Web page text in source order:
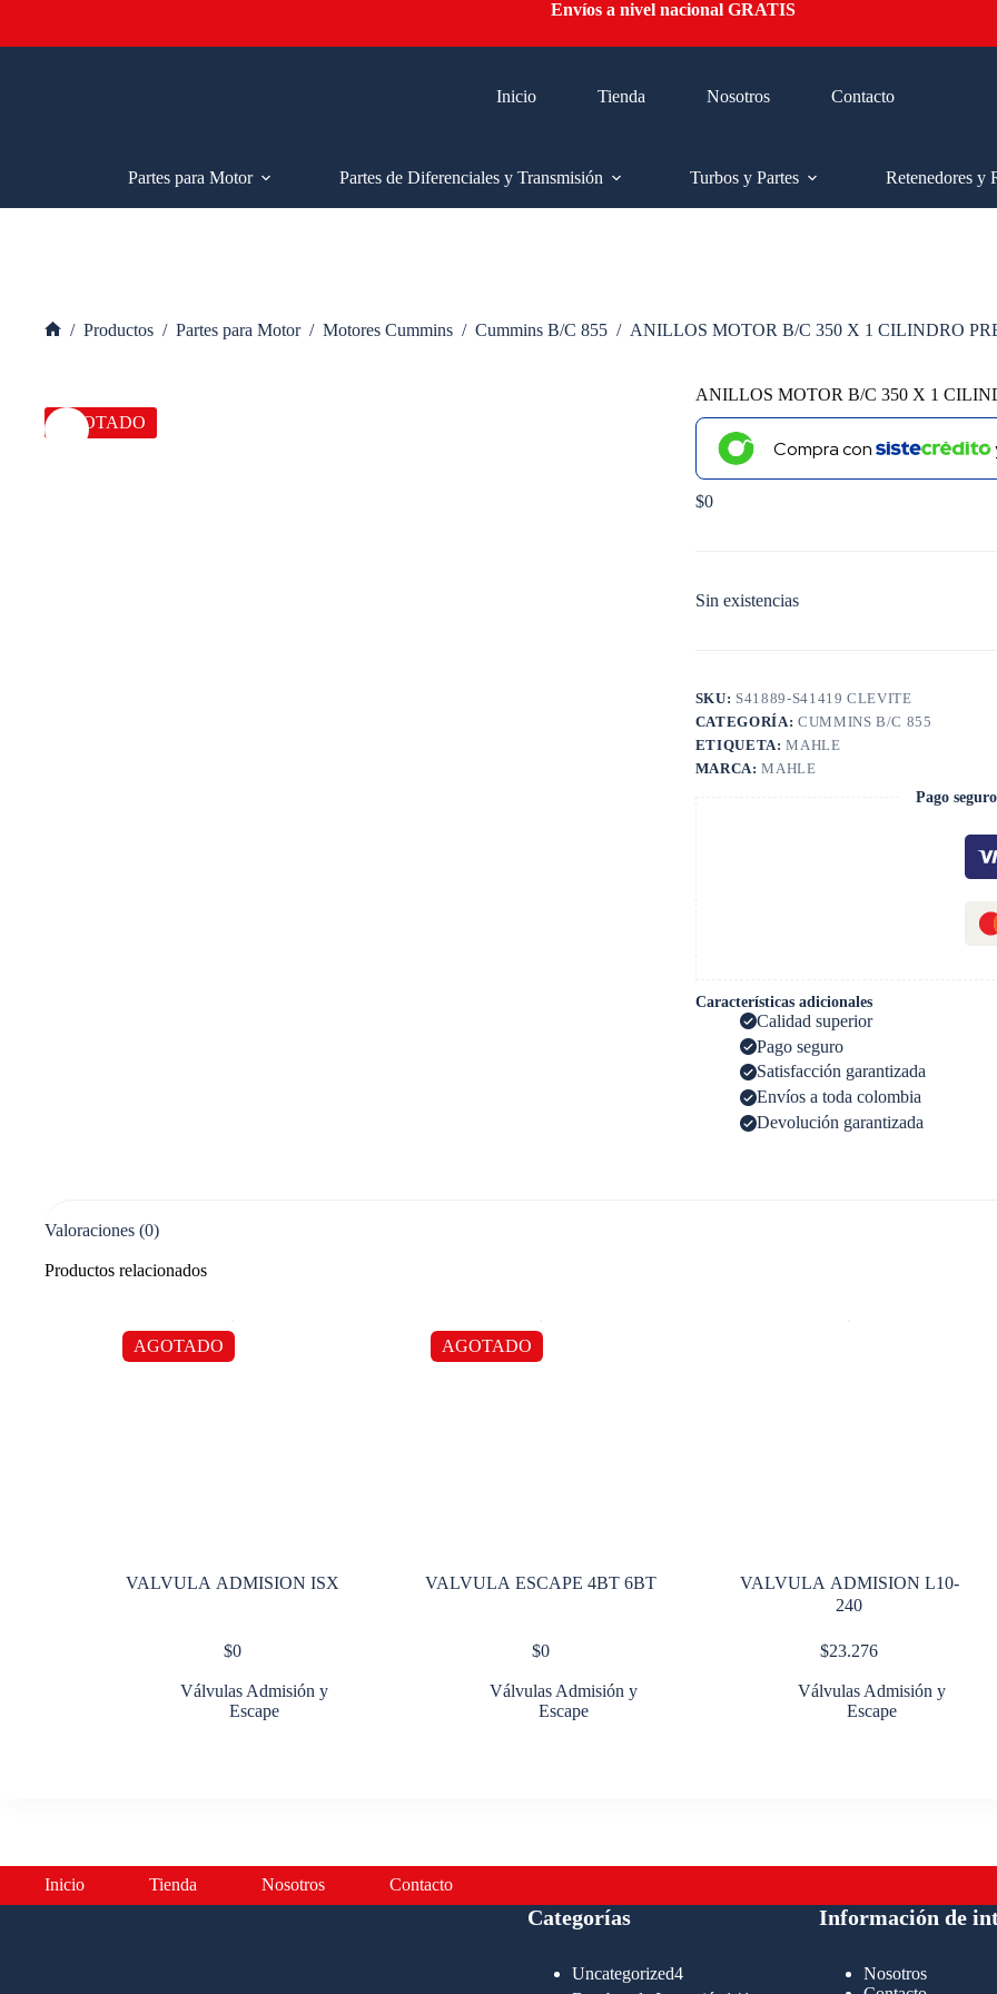
contenido
Envíos a nivel nacional GRATIS
Inicio Tienda Nosotros Contacto
Partes para Motor
Partes de Diferenciales y Transmisión Turbos y Partes Retenedores y
/ Productos / Partes para Motor / Motores Cummins / Cummins B/C 855 / ANILLOS MOTOR B/C 350 X 1 CILINDRO
AGOTADO
ANILLOS MOTOR B/C 350 X 1
Compra con
$0
Sin existencias
SKU: S41889-S41419 CLEVITE
CATEGORÍA: CUMMINS B/C 855
ETIQUETA:MAHLE
MARCA:MAHLE
Pago
Características adicionales
Calidad superior
Pago seguro
Satisfacción garantizada
Envíos a toda colombia
Devolución garantizada
Valoraciones (0)
Productos relacionados
AGOTADO
VALVULA ADMISION ISX
$0
Válvulas Admisión y
Escape
AGOTADO
VALVULA ESCAPE 4BT 6BT
$0
Válvulas Admisión y
Escape
VALVULA ADMISION L10-
240
$23.276
Válvulas Admisión y
Escape
Inicio Tienda Nosotros Contacto
Categorías
Uncategorized44
Información de
Nosotros